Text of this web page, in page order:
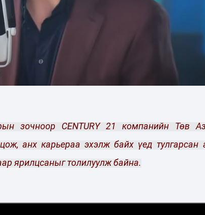
зочноор CENTURY 21 компанийн Төв
анх карьераа эхэлж байх үед тулгарсан
ярилцсаныг толилуулж байна.